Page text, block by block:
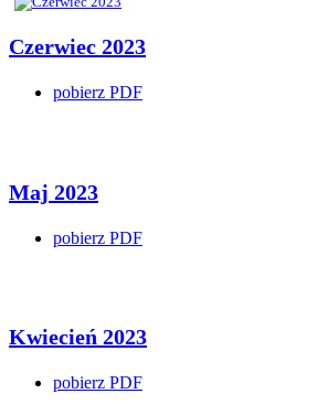
Czerwiec 2023
pobierz PDF
Maj 2023
pobierz PDF
Kwiecień 2023
pobierz PDF